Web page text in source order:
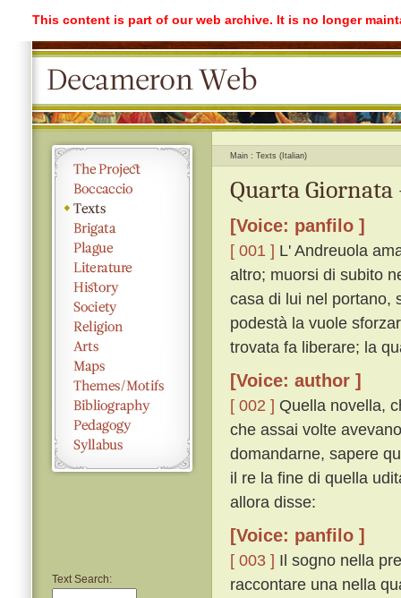
This content is part of our web archive. It is no longer
Text Search:
Main Texts (Italian)
Quarta Giornata
[Voice: panfilo ]
[ 001 ] L' Andreuola
altro; muorsi di subito
casa di lui nel portano,
podestà la vuole
trovata fa liberare; la
[Voice: author ]
[ 002 ] Quella novella,
che assai volte
domandarne, sapere
il re la fine di quella
allora disse:
[Voice: panfilo ]
[ 003 ] Il sogno nella
raccontare una nella